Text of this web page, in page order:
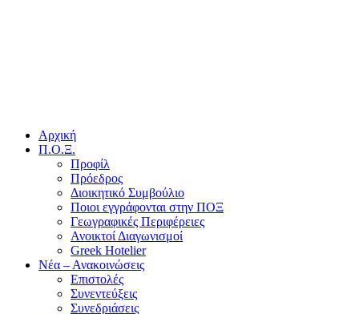
Αρχική
Π.Ο.Ξ.
Προφίλ
Πρόεδρος
Διοικητικό Συμβούλιο
Ποιοι εγγράφονται στην ΠΟΞ
Γεωγραφικές Περιφέρειες
Ανοικτοί Διαγωνισμoί
Greek Hotelier
Νέα – Ανακοινώσεις
Επιστολές
Συνεντεύξεις
Συνεδριάσεις